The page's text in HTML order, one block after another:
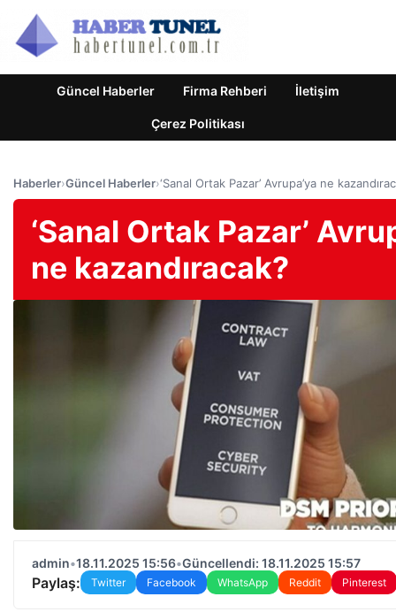
Güncel Haberler Firma Rehberi İletişim
Çerez Politikası
Haberler›Güncel Haberler›‘Sanal Ortak Pazar’ Avrupa’ya ne
‘Sanal Ortak Pazar’
ne kazandıracak?
admin•18.11.2025 15:56•Güncellendi: 18.11.2025 15:57
Paylaş: Twitter Facebook WhatsApp Reddit Pinterest